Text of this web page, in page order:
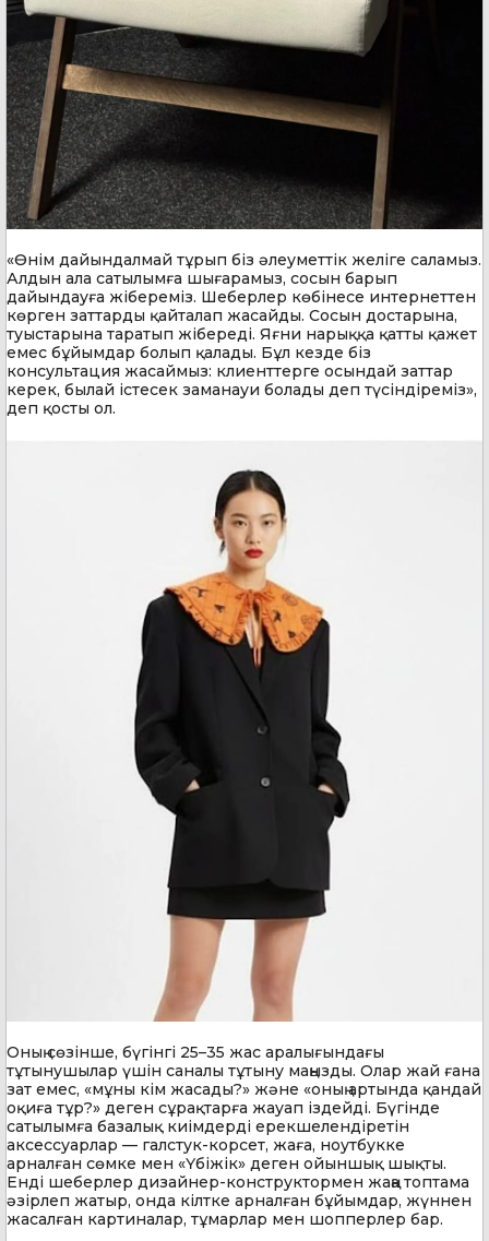
«Өнім дайындалмай тұрып біз әлеуметтік желіге саламыз.
Алдын ала сатылымға шығарамыз, сосын барып
дайындауға жібереміз. Шеберлер көбінесе интернеттен
көрген заттарды қайталап жасайды. Сосын достарына,
туыстарына таратып жібереді. Яғни нарыққа қатты қажет
емес бұйымдар болып қалады. Бұл кезде біз
консультация жасаймыз: клиенттерге осындай заттар
керек, былай істесек заманауи болады деп түсіндіреміз»,
деп қосты ол.
Оның сөзінше, бүгінгі 25–35 жас аралығындағы
тұтынушылар үшін саналы тұтыну маңызды. Олар жай ғана
зат емес, «мұны кім жасады?» және «оның артында қандай
оқиға тұр?» деген сұрақтарға жауап іздейді. Бүгінде
сатылымға базалық киімдерді ерекшелендіретін
аксессуарлар — галстук-корсет, жаға, ноутбукке
арналған сөмке мен «Үбіжік» деген ойыншық шықты.
Енді шеберлер дизайнер-конструктормен жаңа топтама
әзірлеп жатыр, онда кілтке арналған бұйымдар, жүннен
жасалған картиналар, тұмарлар мен шопперлер бар.